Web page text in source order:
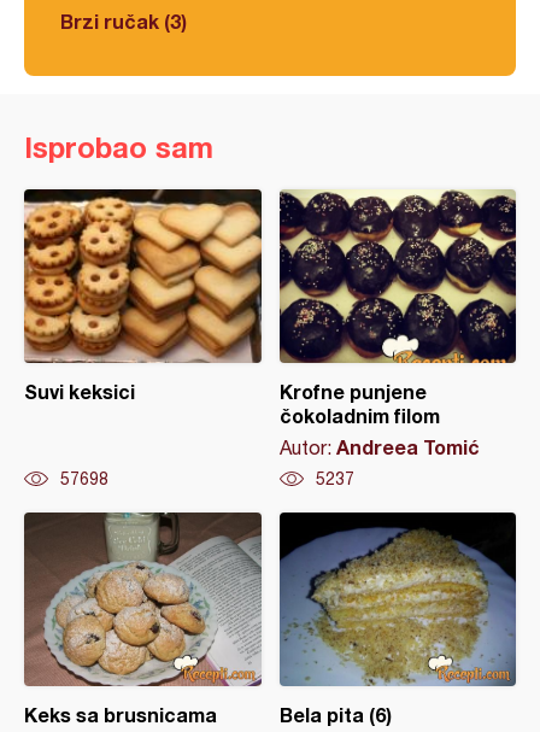
Brzi ručak (3)
Isprobao sam
Suvi keksici
57698
Krofne punjene
čokoladnim filom
Autor: Andreea Tomić
5237
Keks sa brusnicama Bela pita (6)